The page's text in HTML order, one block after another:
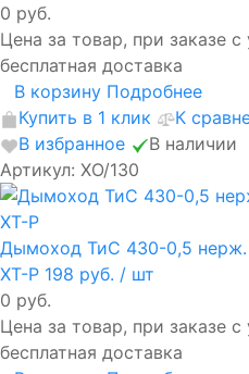
0 руб.
Цена за товар, при заказе
бесплатная доставка
В корзину Подробнее
Купить в 1 клик
К
В избранное
В наличии
Артикул: ХО/130
Дымоход ТиС 430-0,5
ХТ-Р 198 руб. / шт
0 руб.
Цена за товар, при заказе
бесплатная доставка